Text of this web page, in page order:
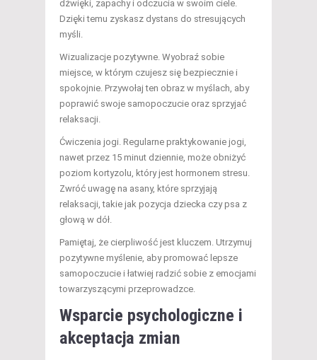
dźwięki, zapachy i odczucia w swoim ciele.
Dzięki temu zyskasz dystans do stresujących
myśli.
Wizualizacje pozytywne. Wyobraź sobie
miejsce, w którym czujesz się bezpiecznie i
spokojnie. Przywołaj ten obraz w myślach, aby
poprawić swoje samopoczucie oraz sprzyjać
relaksacji.
Ćwiczenia jogi. Regularne praktykowanie jogi,
nawet przez 15 minut dziennie, może obniżyć
poziom kortyzolu, który jest hormonem stresu.
Zwróć uwagę na asany, które sprzyjają
relaksacji, takie jak pozycja dziecka czy psa z
głową w dół.
Pamiętaj, że cierpliwość jest kluczem. Utrzymuj
pozytywne myślenie, aby promować lepsze
samopoczucie i łatwiej radzić sobie z emocjami
towarzyszącymi przeprowadzce.
Wsparcie psychologiczne i
akceptacja zmian